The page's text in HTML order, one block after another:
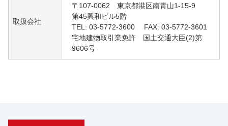
取扱会社
〒107-0062 東京都港区南青山1-15-9
第45興和ビル5階
TEL: 03-5772-3600 FAX: 03-5772-3601
宅地建物取引業免許 国土交通大臣(2)第
9606号